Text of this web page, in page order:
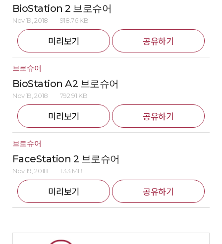
BioStation 2 브로슈어
Nov 19, 2018 918.76 KB
미리보기 공유하기
브로슈어
BioStation A2 브로슈어
Nov 19, 2018 792.91 KB
미리보기 공유하기
브로슈어
FaceStation 2 브로슈어
Nov 19, 2018 1.33 MB
미리보기 공유하기